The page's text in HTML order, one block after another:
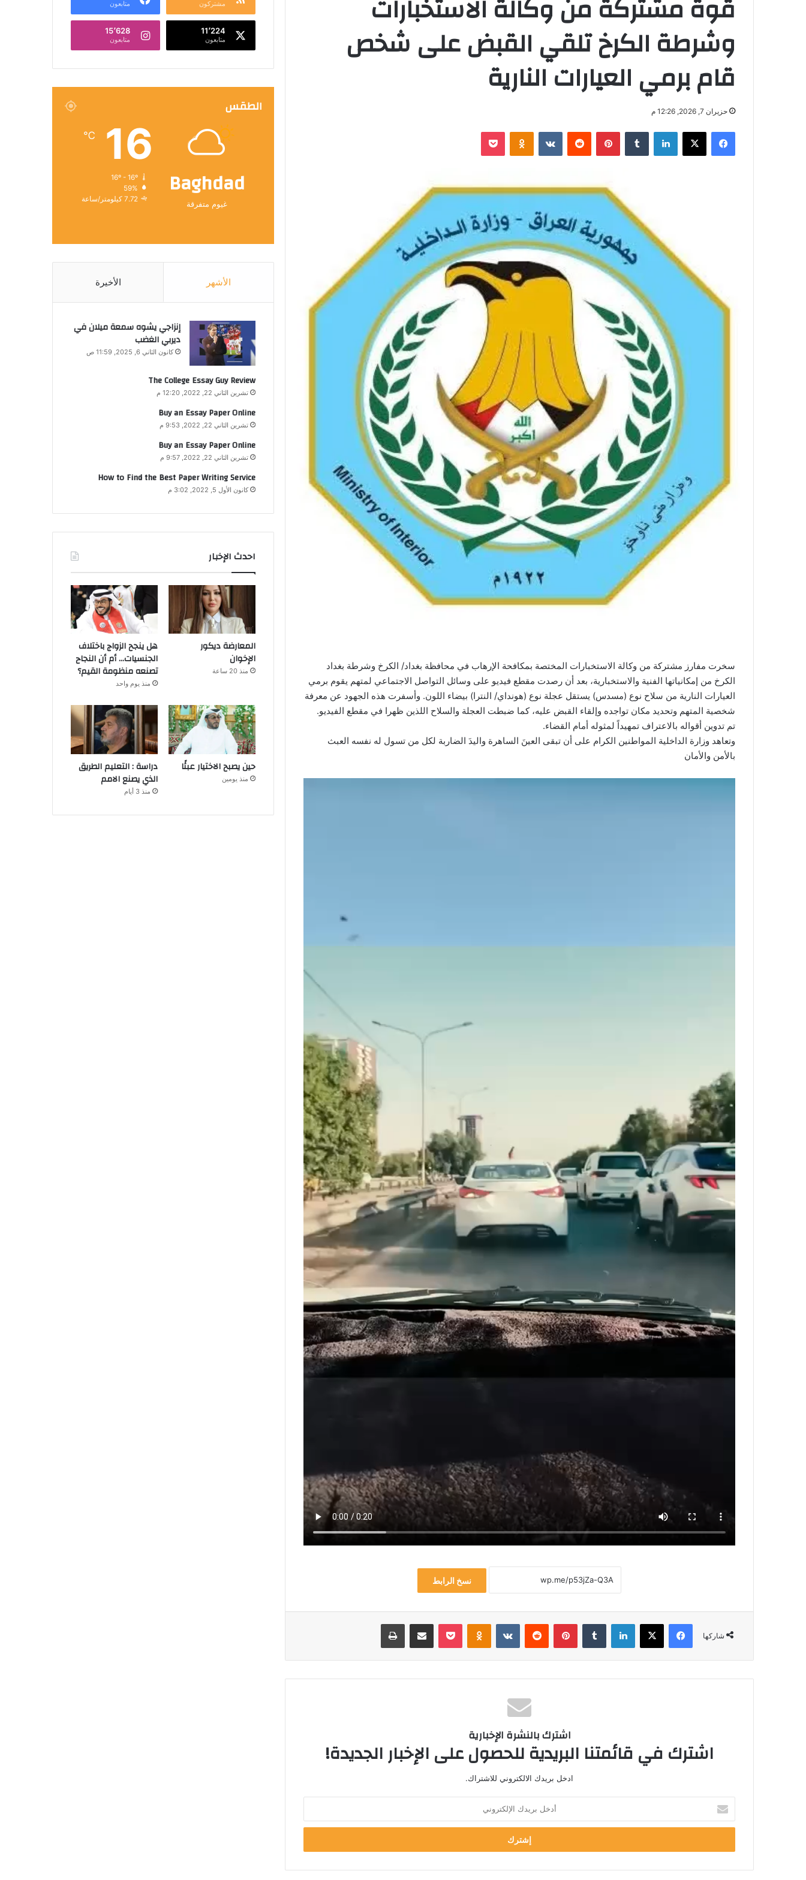
قوة مشتركة من وكالة الاستخبارات
وشرطة الكرخ تلقي القبض على شخص
قام برمي العيارات النارية
حزيران 7, 2026, 12:26 م
فيسبوك ‫X لينكدإن بينتيريست Odnoklassniki
‫Pocket
سخرت مفارز مشتركة من وكالة الاستخبارات المختصة بمكافحة الإرهاب في محافظة بغداد/ الكرخ وشرطة بغداد
الكرخ من إمكانياتها الفنية والاستخبارية، بعد أن رصدت مقطع فيديو على وسائل التواصل الاجتماعي لمتهم يقوم برمي
العيارات النارية من سلاح نوع (مسدس) يستقل عجلة نوع (هونداي/ النترا) بيضاء اللون. وأسفرت هذه الجهود عن معرفة
شخصية المتهم وتحديد مكان تواجده وإلقاء القبض عليه، كما ضبطت العجلة والسلاح اللذين ظهرا في مقطع الفيديو. ‏
تم تدوين أقواله بالاعتراف تمهيداً لمثوله أمام القضاء.
وتعاهد وزارة الداخلية المواطنين الكرام على أن تبقى العينَ الساهرة واليدَ الضاربة لكل من تسول له نفسه العبث
بالأمن والأمان
نسخ الرابط
شاركها
فيسبوك ‫X لينكدإن بينتيريست Odnoklassniki
‫Pocket مشاركة عبر البريد طباعة
اشترك بالنشرة الإخبارية
اشترك في قائمتنا البريدية للحصول على الإخبار الجديدة!
ادخل بريدك الالكتروني للاشتراك.
بريدك
الإلكتروني
مشتركون متابعون
11٬224
متابعون
15٬628
متابعون
الطقس
Baghdad
غيوم متفرقة
16
℃
16º - 16º
59%
7.72 كيلومتر/ساعة
الأشهر الأخيرة
إنزاجي يشوه سمعة ميلان في
ديربي الغضب
كانون الثاني 6, 2025, 11:59 ص
The College Essay Guy Review
تشرين الثاني 22, 2022, 12:20 م
Buy an Essay Paper Online
تشرين الثاني 22, 2022, 9:53 م
Buy an Essay Paper Online
تشرين الثاني 22, 2022, 9:57 م
How to Find the Best Paper Writing Service
كانون الأول 5, 2022, 3:02 م
احدث الإخبار
المعارضة ديكور
الإخوان
منذ 20 ساعة
هل ينجح الزواج باختلاف
الجنسيات… أم أن النجاح
تصنعه منظومة القيم؟
منذ يوم واحد
حين يصبح الاختيار عبئًا
منذ يومين
دراسة : التعليم الطريق
الذي يصنع الامم
منذ 3 أيام